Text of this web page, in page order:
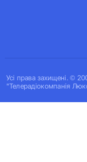
Усi права захищенi. ©
"Телерадіокомпанія